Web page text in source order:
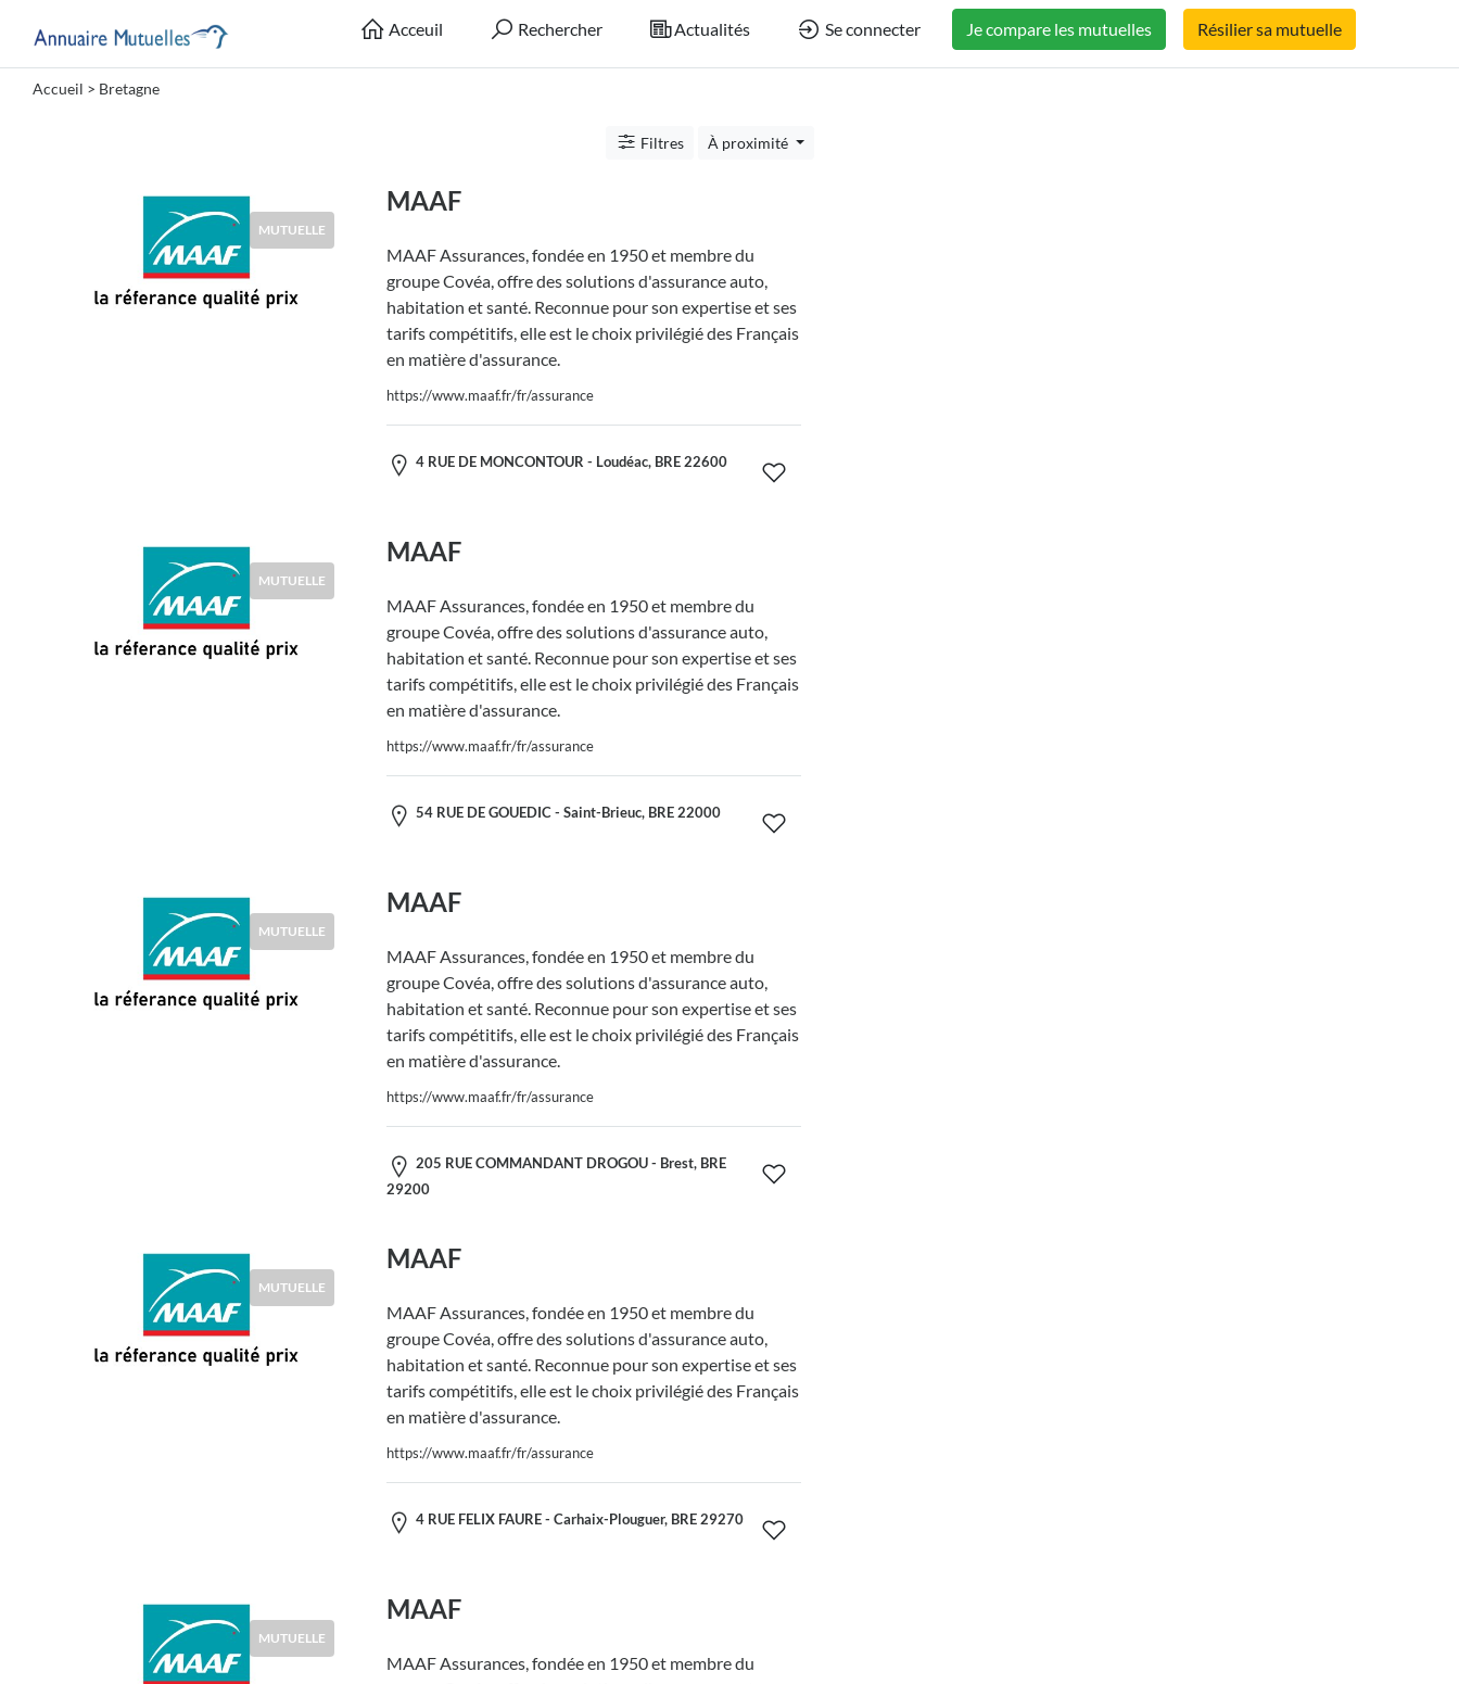
Acceuil Rechercher Actualités Se connecter Je compare les mutuelles Résilier sa mutuelle
Accueil > Bretagne
Filtres À proximité
MUTUELLE
MAAF
MAAF Assurances, fondée en 1950 et membre du
groupe Covéa, offre des solutions d'assurance auto,
habitation et santé. Reconnue pour son expertise et ses
tarifs compétitifs, elle est le choix privilégié des Français
en matière d'assurance.
https://www.maaf.fr/fr/assurance
4 RUE DE MONCONTOUR - Loudéac, BRE 22600
MUTUELLE
MAAF
MAAF Assurances, fondée en 1950 et membre du
groupe Covéa, offre des solutions d'assurance auto,
habitation et santé. Reconnue pour son expertise et ses
tarifs compétitifs, elle est le choix privilégié des Français
en matière d'assurance.
https://www.maaf.fr/fr/assurance
54 RUE DE GOUEDIC - Saint-Brieuc, BRE 22000
MUTUELLE
MAAF
MAAF Assurances, fondée en 1950 et membre du
groupe Covéa, offre des solutions d'assurance auto,
habitation et santé. Reconnue pour son expertise et ses
tarifs compétitifs, elle est le choix privilégié des Français
en matière d'assurance.
https://www.maaf.fr/fr/assurance
205 RUE COMMANDANT DROGOU - Brest, BRE
29200
MUTUELLE
MAAF
MAAF Assurances, fondée en 1950 et membre du
groupe Covéa, offre des solutions d'assurance auto,
habitation et santé. Reconnue pour son expertise et ses
tarifs compétitifs, elle est le choix privilégié des Français
en matière d'assurance.
https://www.maaf.fr/fr/assurance
4 RUE FELIX FAURE - Carhaix-Plouguer, BRE 29270
MUTUELLE
MAAF
MAAF Assurances, fondée en 1950 et membre du